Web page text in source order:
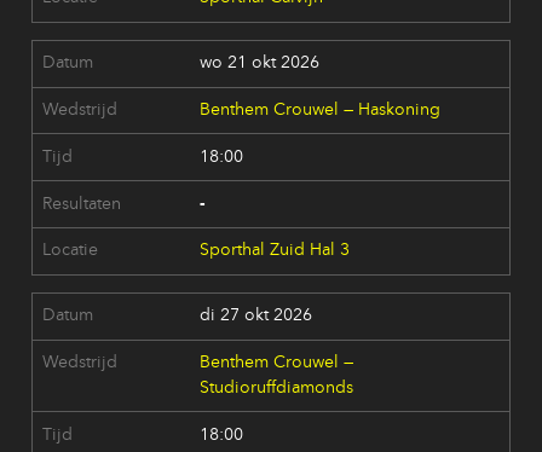
wo 21 okt 2026
Benthem Crouwel — Haskoning
18:00
-
Sporthal Zuid Hal 3
di 27 okt 2026
Benthem Crouwel —
Studioruffdiamonds
18:00